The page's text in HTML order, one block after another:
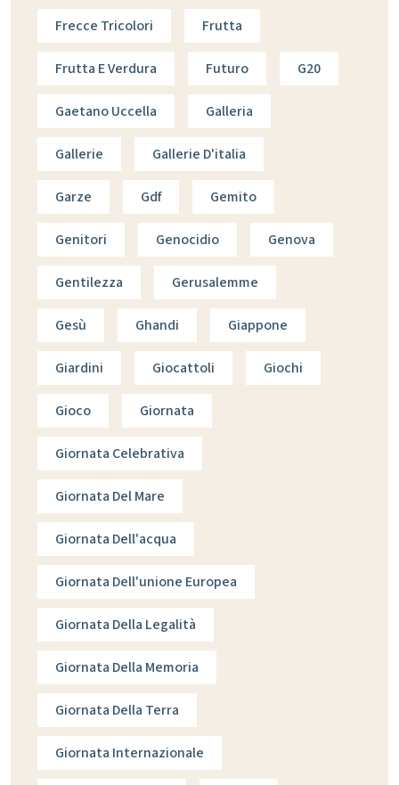
Frecce Tricolori Frutta
Frutta E Verdura Futuro G20
Gaetano Uccella Galleria
Gallerie Gallerie D'italia
Garze Gdf Gemito
Genitori Genocidio Genova
Gentilezza Gerusalemme
Gesù Ghandi Giappone
Giardini Giocattoli Giochi
Gioco Giornata
Giornata Celebrativa
Giornata Del Mare
Giornata Dell'acqua
Giornata Dell'unione Europea
Giornata Della Legalità
Giornata Della Memoria
Giornata Della Terra
Giornata Internazionale